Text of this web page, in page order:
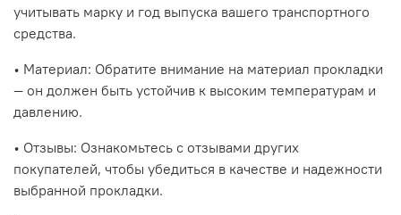
учитывать марку и год выпуска вашего транспортного
средства.
• Материал: Обратите внимание на материал прокладки
— он должен быть устойчив к высоким температурам и
давлению.
• Отзывы: Ознакомьтесь с отзывами других
покупателей, чтобы убедиться в качестве и надежности
выбранной прокладки.